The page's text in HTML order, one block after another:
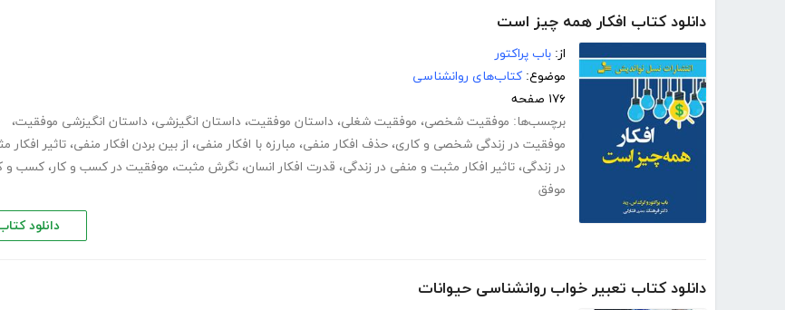
دانلود کتاب افکار همه چیز است
از: باب پراکتور
موضوع: کتاب‌های روانشناسی
۱۷۶ صفحه
برچسب‌ها: موفقیت شخصی، موفقیت شغلی، داستان موفقیت، داستان انگیزشی، داستان انگیزشی موفقیت،
موفقیت در زندگی شخصی و کاری، حذف افکار منفی، مبارزه با افکار منفی، از بین بردن افکار منفی، تاثیر افکار
در زندگی، تاثیر افکار مثبت و منفی در زندگی، قدرت افکار انسان، نگرش مثبت، موفقیت در کسب و کار، کسب و
موفق
دانلود
دانلود کتاب تعبیر خواب روانشناسی حیوانات